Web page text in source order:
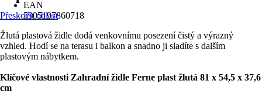
EAN
5905197860718
Přeskočit oblast
Žlutá plastová židle dodá venkovnímu posezení čistý a výrazný
vzhled. Hodí se na terasu i balkon a snadno ji sladíte s dalším
plastovým nábytkem.
Klíčové vlastnosti Zahradní židle Ferne plast žlutá 81 x 54,5 x 37,6
cm